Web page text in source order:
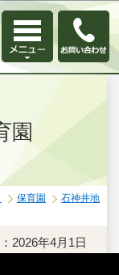
園
保育園
石神井地
2026年4月1日